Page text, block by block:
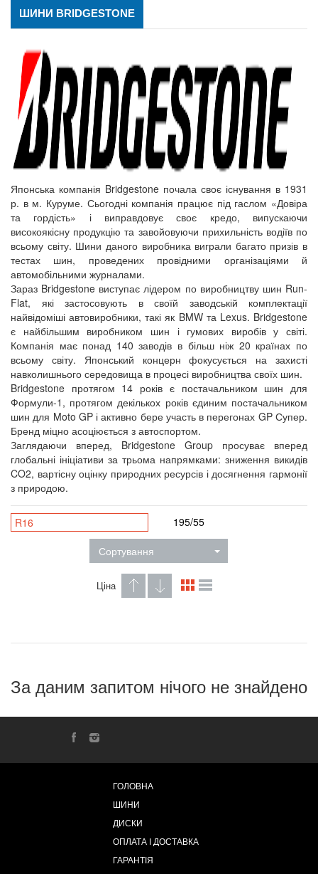
ШИНИ BRIDGESTONE
Японська компанія Bridgestone почала своє існування в 1931
р. в м. Куруме. Сьогодні компанія працює під гаслом «Довіра
та гордість» і виправдовує своє кредо, випускаючи
високоякісну продукцію та завойовуючи прихильність водіїв по
всьому світу. Шини даного виробника виграли багато призів в
тестах шин, проведених провідними організаціями й
автомобільними журналами.
Зараз Bridgestone виступає лідером по виробництву шин Run-
Flat, які застосовують в своїй заводській комплектації
найвідоміші автовиробники, такі як BMW та Lexus. Bridgestone
є найбільшим виробником шин і гумових виробів у світі.
Компанія має понад 140 заводів в більш ніж 20 країнах по
всьому світу. Японський концерн фокусується на захисті
навколишнього середовища в процесі виробництва своїх шин.
Bridgestone протягом 14 років є постачальником шин для
Формули-1, протягом декількох років єдиним постачальником
шин для Moto GP і активно бере участь в перегонах GP Супер.
Бренд міцно асоціюється з автоспортом.
Заглядаючи вперед, Bridgestone Group просуває вперед
глобальні ініціативи за трьома напрямками: зниження викидів
CO2, вартісну оцінку природних ресурсів і досягнення гармонії
з природою.
R16 195/55
Сортування
Ціна
За даним запитом нічого не знайдено
ГОЛОВНА
ШИНИ
ДИСКИ
ОПЛАТА І ДОСТАВКА
ГАРАНТІЯ